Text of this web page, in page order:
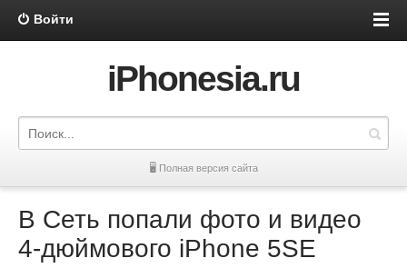
Войти
iPhonesia.ru
🖥 Полная версия сайта
В Сеть попали фото и видео
4-дюймового iPhone 5SE